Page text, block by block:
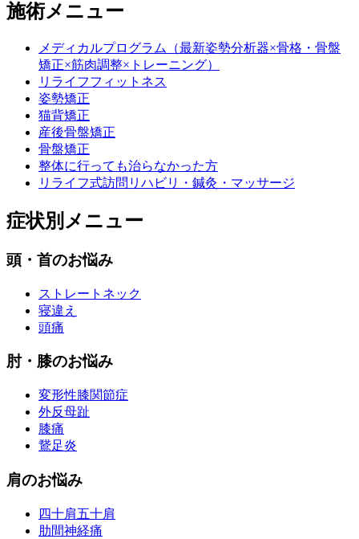
施術メニュー
メディカルプログラム（最新姿勢分析器×骨格・骨盤
矯正×筋肉調整×トレーニング）
リライフフィットネス
姿勢矯正
猫背矯正
産後骨盤矯正
骨盤矯正
整体に行っても治らなかった方
リライフ式訪問リハビリ・鍼灸・マッサージ
症状別メニュー
頭・首のお悩み
ストレートネック
寝違え
頭痛
肘・膝のお悩み
変形性膝関節症
外反母趾
膝痛
鵞足炎
肩のお悩み
四十肩五十肩
肋間神経痛